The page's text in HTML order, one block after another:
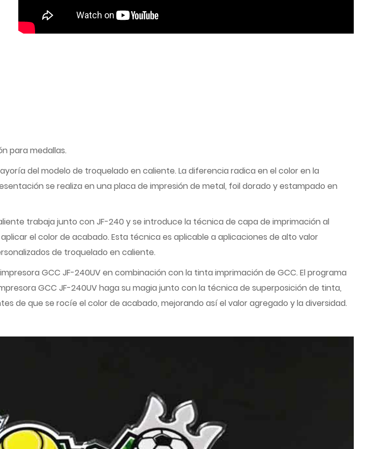
para medallas.
del modelo de troquelado en caliente. La diferencia radica en el color en la
se realiza en una placa de impresión de metal, foil dorado y estampado en
trabaja junto con JF-240 y se introduce la técnica de capa de imprimación al
el color de acabado. Esta técnica es aplicable a aplicaciones de alto valor
de troquelado en caliente.
GCC JF-240UV en combinación con la tinta imprimación de GCC. El programa
GCC JF-240UV haga su magia junto con la técnica de superposición de tinta,
de que se rocíe el color de acabado, mejorando así el valor agregado y la diversidad.